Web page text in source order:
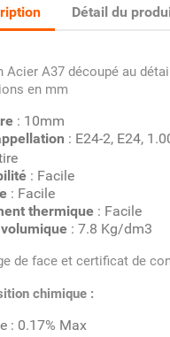
Détail du
Acier A37 découpé au
en mm
: 10mm
: E24-2, E24,
: Facile
: Facile
thermique : Facile
: 7.8 Kg/dm3
de face et certificat de
chimique :
: 0.17% Max